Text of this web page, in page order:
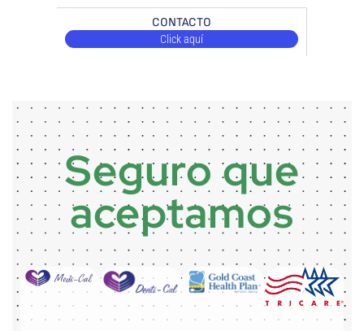
CONTACTO
Click aquí
Seguro que
aceptamos